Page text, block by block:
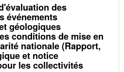
des
événements
géologiques
conditions de mise en
nationale (Rapport,
et notice
les collectivités